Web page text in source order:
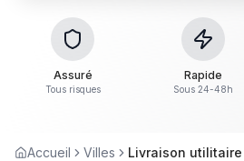
Assuré
Tous risques
Rapide
Sous 24-48h
Accueil Villes Livraison